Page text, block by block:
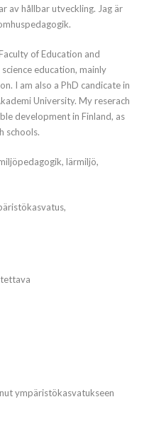
av hållbar utveckling. Jag är
of Education and
education, mainly
I am also a PhD candicate in
University. My reserach
development in Finland, as
schools.
lärmiljö,
ympäristökasvatukseen